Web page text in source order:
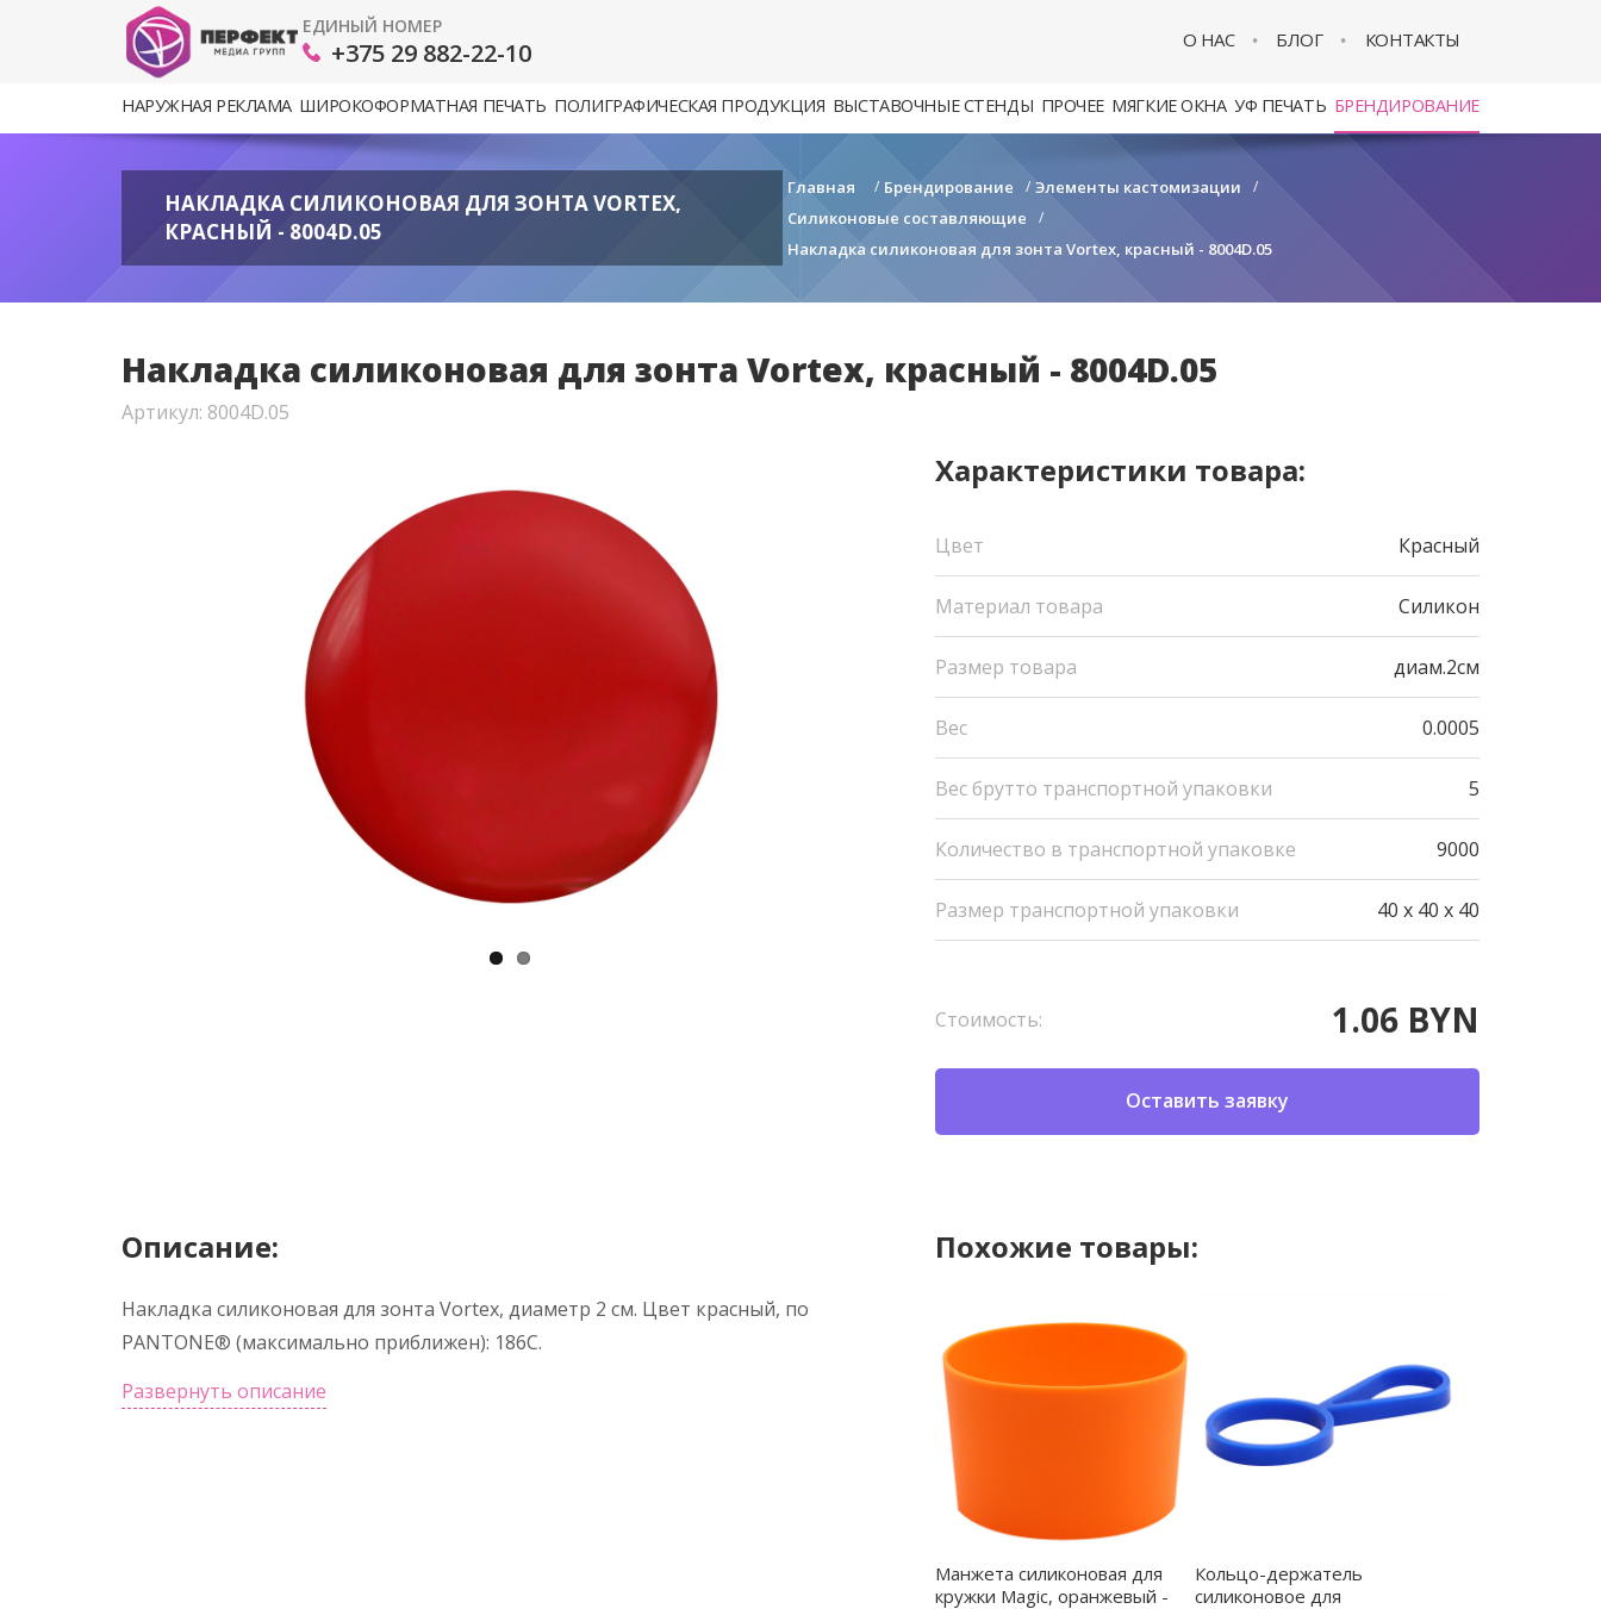
ЕДИНЫЙ НОМЕР
+375 29 882-22-10 О НАС БЛОГ КОНТАКТЫ
НАРУЖНАЯ РЕКЛАМА ШИРОКОФОРМАТНАЯ ПЕЧАТЬ ПОЛИГРАФИЧЕСКАЯ ПРОДУКЦИЯ ВЫСТАВОЧНЫЕ СТЕНДЫ ПРОЧЕЕ МЯГКИЕ ОКНА УФ ПЕЧАТЬ БРЕНДИРОВАНИЕ
НАКЛАДКА СИЛИКОНОВАЯ ДЛЯ ЗОНТА VORTEX,
КРАСНЫЙ - 8004D.05
Главная / Брендирование / Элементы кастомизации /
Силиконовые составляющие /
Накладка силиконовая для зонта Vortex, красный - 8004D.05
Накладка силиконовая для зонта Vortex, красный - 8004D.05
Артикул: 8004D.05
Характеристики товара:
Цвет Красный
Материал товара Силикон
Размер товара диам.2см
Вес 0.0005
Вес брутто транспортной упаковки 5
Количество в транспортной упаковке 9000
Размер транспортной упаковки 40 x 40 x 40
Стоимость: 1.06 BYN
Оставить заявку
Описание:
Накладка силиконовая для зонта Vortex, диаметр 2 см. Цвет красный, по
PANTONE® (максимально приближен): 186C.
Развернуть описание
Похожие товары:
Манжета силиконовая для
кружки Magic, оранжевый -
Кольцо-держатель
силиконовое для